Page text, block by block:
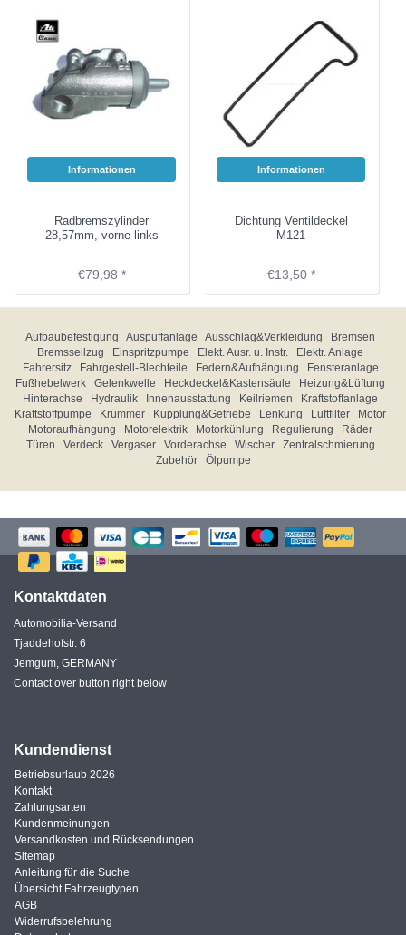
Informationen
Radbremszylinder
28,57mm, vorne links
€79,98 *
Informationen
Dichtung Ventildeckel
M121
€13,50 *
Aufbaubefestigung Auspuffanlage Ausschlag&Verkleidung
Bremsen
Bremsseilzug
Einspritzpumpe Elekt. Ausr. u. Instr.
Elektr. Anlage
Fahrersitz
Fahrgestell-Blechteile Federn&Aufhängung
Fensteranlage
Fußhebelwerk
Gelenkwelle Heckdeckel&Kastensäule
Heizung&Lüftung
Hinterachse
Hydraulik Innenausstattung Keilriemen
Kraftstoffanlage
Kraftstoffpumpe
Krümmer Kupplung&Getriebe Lenkung Luftfilter
Motor
Motoraufhängung
Motorelektrik Motorkühlung Regulierung
Räder
Türen
Verdeck Vergaser Vorderachse Wischer
Zentralschmierung
Zubehör
Ölpumpe
Kontaktdaten
Automobilia-Versand
Tjaddehofstr. 6
Jemgum, GERMANY
Contact over button right below
Kundendienst
Betriebsurlaub 2026
Kontakt
Zahlungsarten
Kundenmeinungen
Versandkosten und Rücksendungen
Sitemap
Anleitung für die Suche
Übersicht Fahrzeugtypen
AGB
Widerrufsbelehrung